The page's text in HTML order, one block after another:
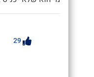
29